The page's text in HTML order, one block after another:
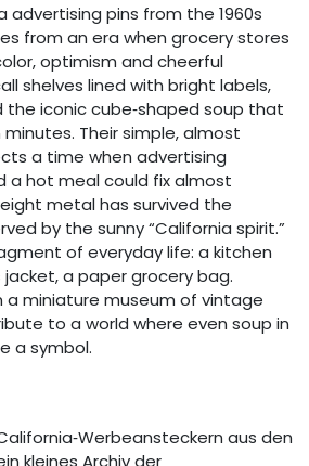
advertising pins from the 1960s
from an era when grocery stores
optimism and cheerful
shelves lined with bright labels,
iconic cube‑shaped soup that
Their simple, almost
a time when advertising
a hot meal could fix almost
metal has survived the
by the sunny “California spirit.”
of everyday life: a kitchen
jacket, a paper grocery bag.
a miniature museum of vintage
to a world where even soup in
a symbol.
aus den
kleines Archiv der